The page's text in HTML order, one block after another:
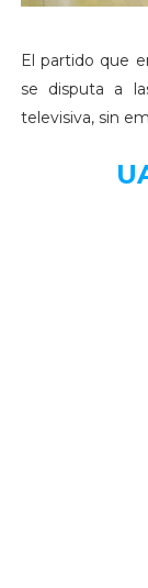
El partido que
se disputa a
televisiva, sin